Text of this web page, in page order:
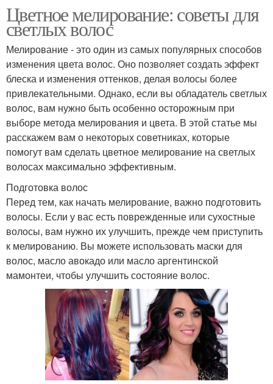
Цветное мелирование: советы для
светлых волос
Мелирование - это один из самых популярных способов
изменения цвета волос. Оно позволяет создать эффект
блеска и изменения оттенков, делая волосы более
привлекательными. Однако, если вы обладатель светлых
волос, вам нужно быть особенно осторожным при
выборе метода мелирования и цвета. В этой статье мы
расскажем вам о некоторых советниках, которые
помогут вам сделать цветное мелирование на светлых
волосах максимально эффективным.
Подготовка волос
Перед тем, как начать мелирование, важно подготовить
волосы. Если у вас есть поврежденные или сухостные
волосы, вам нужно их улучшить, прежде чем приступить
к мелированию. Вы можете использовать маски для
волос, масло авокадо или масло аргентинской
мамонтеи, чтобы улучшить состояние волос.